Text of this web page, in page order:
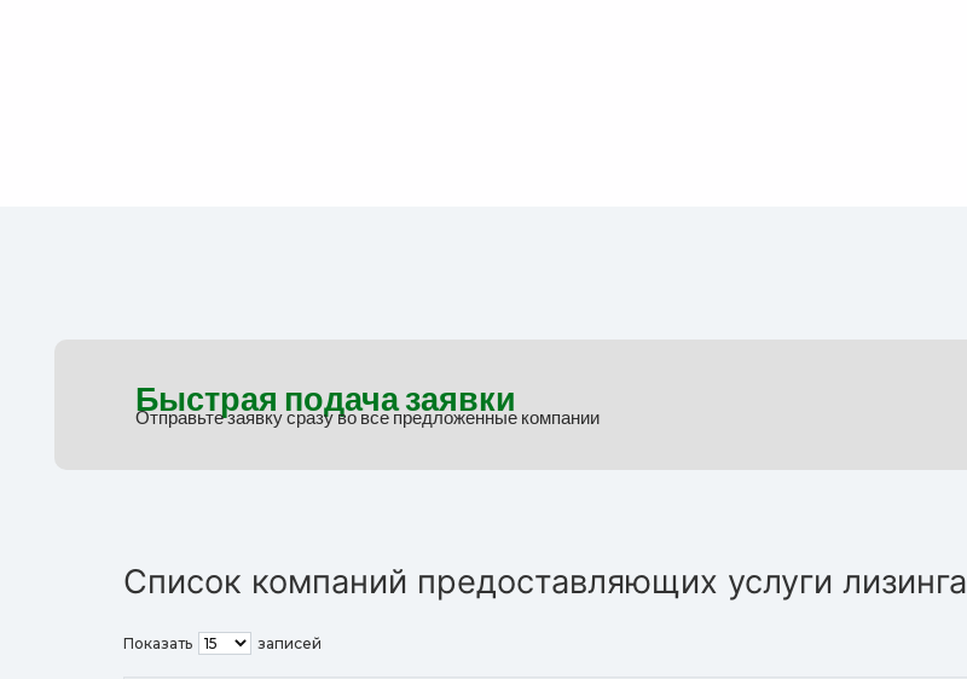
Быстрая подача заявки
Отправьте заявку сразу во все предложенные компании
Список компаний предоставляющих услуги лизинга
Показать записей